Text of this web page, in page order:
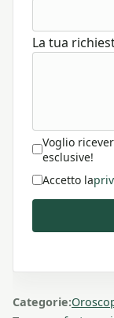
La tua
Voglio
esclusive!
Accetto la
Categorie: